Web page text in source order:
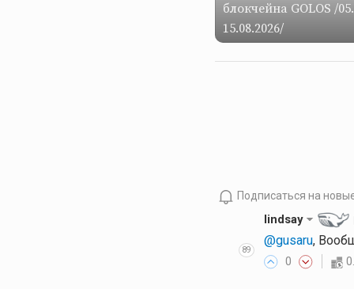
блокчейна GOLOS /
15.08.2026/
Подписаться на
89
lindsay
@gusaru,
0